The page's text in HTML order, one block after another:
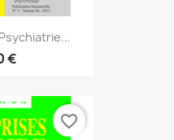
€
favorite_border